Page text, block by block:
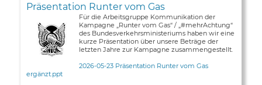
Präsentation Runter vom Gas
Für die Arbeitsgruppe Kommunikation der
Kampagne „Runter vom Gas“ / „#mehrAchtung“
des Bundesverkehrsministeriums haben wir eine
kurze Präsentation über unsere Beträge der
letzten Jahre zur Kampagne zusammengestellt.
2026-05-23 Präsentation Runter vom Gas
ergänzt.ppt